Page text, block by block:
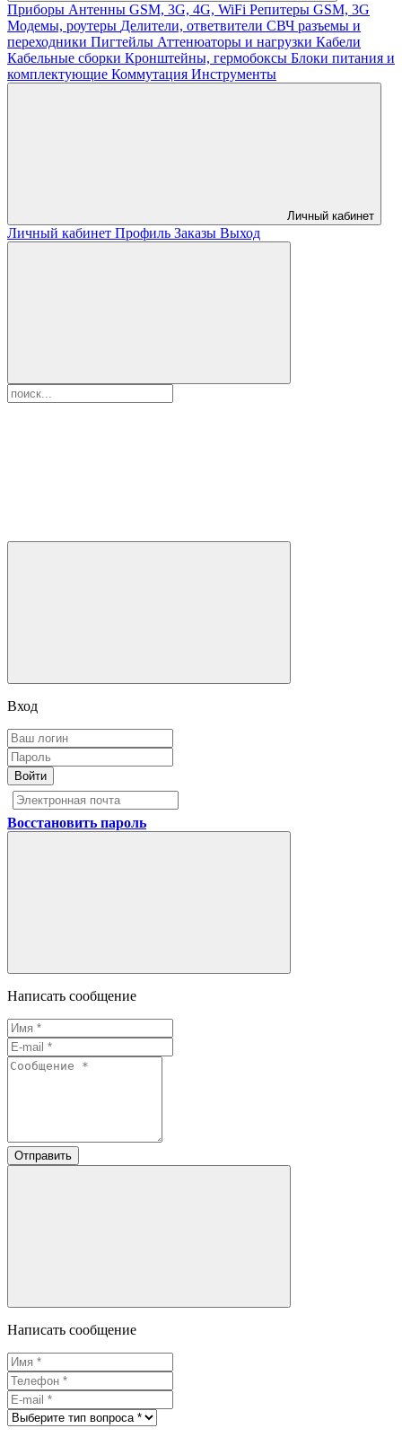
Приборы Антенны GSM, 3G, 4G, WiFi Репитеры GSM, 3G
Модемы, роутеры Делители, ответвители СВЧ разъемы и
переходники Пигтейлы Аттенюаторы и нагрузки Кабели
Кабельные сборки Кронштейны, гермобоксы Блоки питания и
комплектующие Коммутация Инструменты
Личный кабинет
Личный кабинет Профиль Заказы Выход
Вход
Войти
Восстановить пароль
Написать сообщение
Отправить
Написать сообщение